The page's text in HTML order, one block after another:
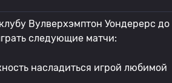
Вулверхэмптон Уондерерс до
следующие матчи:
насладиться игрой любимой